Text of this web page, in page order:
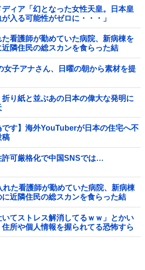
ディア「幻となった女性天皇。日本皇
入る可能性がゼロに・・・」
看護師が勤めていた病院、新病棟を
隣住民の総スカンを食らった結
女子アナさん、日曜の朝から素材を提
り紙と並ぶあの日本の偉大な発明に
です】海外YouTuberが日本の住宅へ不
稿
許可厳格化で中国SNSでは…
れた看護師が勤めていた病院、新病棟
近隣住民の総スカンを食らった結
いてストレス解消してるｗｗ」とかい
所や個人情報を握られてる恐怖すら
さに絶句